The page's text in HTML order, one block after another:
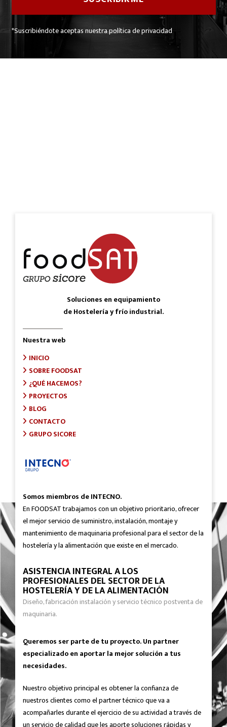
*Suscribiéndote aceptas nuestra política de privacidad
Soluciones en equipamiento
de Hostelería y frío industrial.
Nuestra web
INICIO
SOBRE FOODSAT
¿QUÉ HACEMOS?
PROYECTOS
BLOG
CONTACTO
GRUPO SICORE
Somos miembros de INTECNO.
En FOODSAT trabajamos con un objetivo prioritario, ofrecer
el mejor servicio de suministro, instalación, montaje y
mantenimiento de maquinaria profesional para el sector de la
hostelería y la alimentación que existe en el mercado.
ASISTENCIA INTEGRAL A LOS
PROFESIONALES DEL SECTOR DE LA
HOSTELERÍA Y DE LA ALIMENTACIÓN
Diseño, fabricación instalación y servicio técnico postventa de
maquinaria.
Queremos ser parte de tu proyecto. Un partner
especializado en aportar la mejor solución a tus
necesidades.
Nuestro objetivo principal es obtener la confianza de
nuestros clientes como el partner técnico que va a
acompañarles durante el ejercicio de su actividad a través de